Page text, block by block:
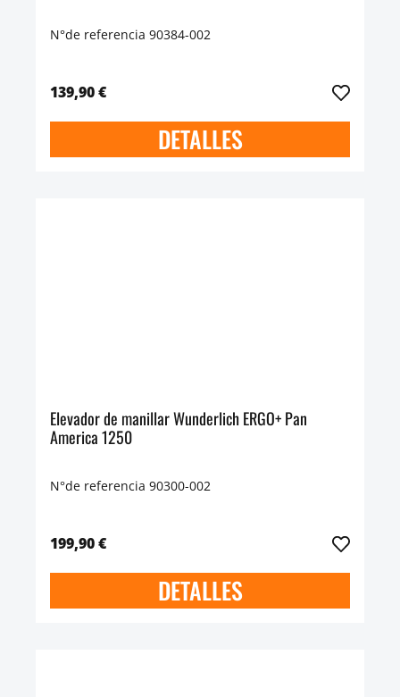
N°de referencia 90384-002
139,90 €
DETALLES
Elevador de manillar Wunderlich ERGO+ Pan
America 1250
N°de referencia 90300-002
199,90 €
DETALLES